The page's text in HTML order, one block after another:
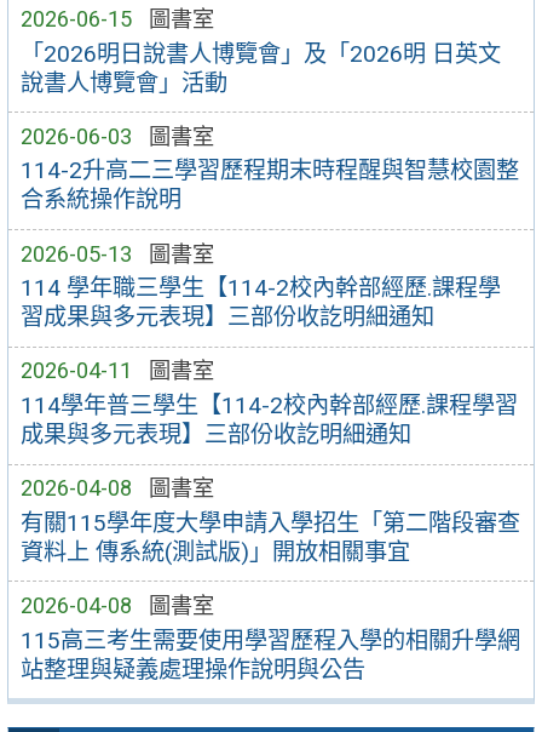
2026-06-15 圖書室
「2026明日說書人博覽會」及「2026明 日英文
說書人博覽會」活動
2026-06-03 圖書室
114-2升高二三學習歷程期末時程醒與智慧校園整
合系統操作說明
2026-05-13 圖書室
114 學年職三學生【114-2校內幹部經歷.課程學
習成果與多元表現】三部份收訖明細通知
2026-04-11 圖書室
114學年普三學生【114-2校內幹部經歷.課程學習
成果與多元表現】三部份收訖明細通知
2026-04-08 圖書室
有關115學年度大學申請入學招生「第二階段審查
資料上 傳系統(測試版)」開放相關事宜
2026-04-08 圖書室
115高三考生需要使用學習歷程入學的相關升學網
站整理與疑義處理操作說明與公告